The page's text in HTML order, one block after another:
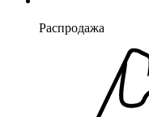
Распродажа